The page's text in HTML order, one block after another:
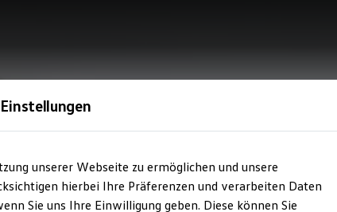
unserer Webseite zu ermöglichen und unsere
hierbei Ihre Präferenzen und verarbeiten Daten
Sie uns Ihre Einwilligung geben. Diese können Sie